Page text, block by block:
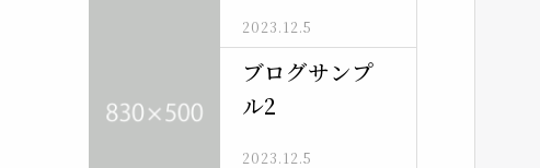
2023.12.5
ブログサンプ
ル2
2023.12.5